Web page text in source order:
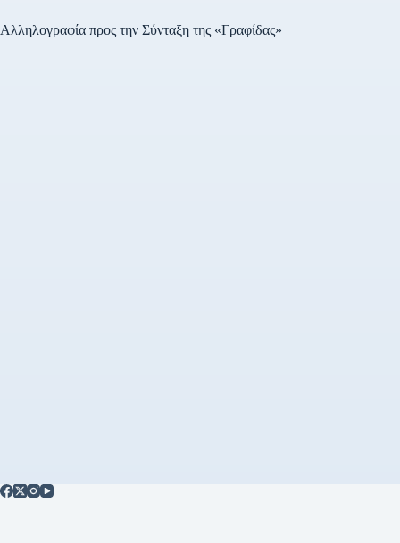
Αλληλογραφία προς την Σύνταξη της «Γραφίδας»